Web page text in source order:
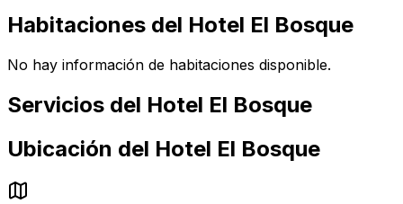
Habitaciones del Hotel El Bosque
No hay información de habitaciones disponible.
Servicios del Hotel El Bosque
Ubicación del Hotel El Bosque